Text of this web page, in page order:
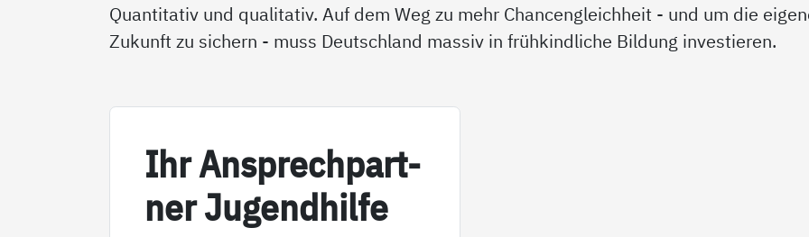
Quantitativ und qualitativ. Auf dem Weg zu mehr Chancengleichheit - und um die
Zukunft zu sichern - muss Deutschland massiv in frühkindliche Bildung investieren.
Ihr An­sp­rech­part­
ner Ju­gend­hil­fe